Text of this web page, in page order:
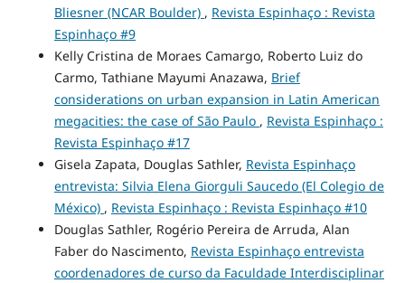
Bliesner (NCAR Boulder) , Revista Espinhaço : Revista
Espinhaço #9
Kelly Cristina de Moraes Camargo, Roberto Luiz do
Carmo, Tathiane Mayumi Anazawa, Brief
considerations on urban expansion in Latin American
megacities: the case of São Paulo , Revista Espinhaço :
Revista Espinhaço #17
Gisela Zapata, Douglas Sathler, Revista Espinhaço
entrevista: Silvia Elena Giorguli Saucedo (El Colegio de
México) , Revista Espinhaço : Revista Espinhaço #10
Douglas Sathler, Rogério Pereira de Arruda, Alan
Faber do Nascimento, Revista Espinhaço entrevista
coordenadores de curso da Faculdade Interdisciplinar